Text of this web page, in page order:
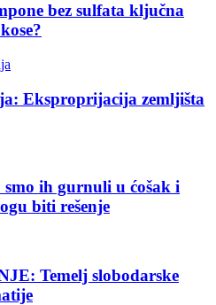
bez sulfata ključna
Eksproprijacija zemljišta
smo ih gurnuli u ćošak i
biti rešenje
Temelj slobodarske